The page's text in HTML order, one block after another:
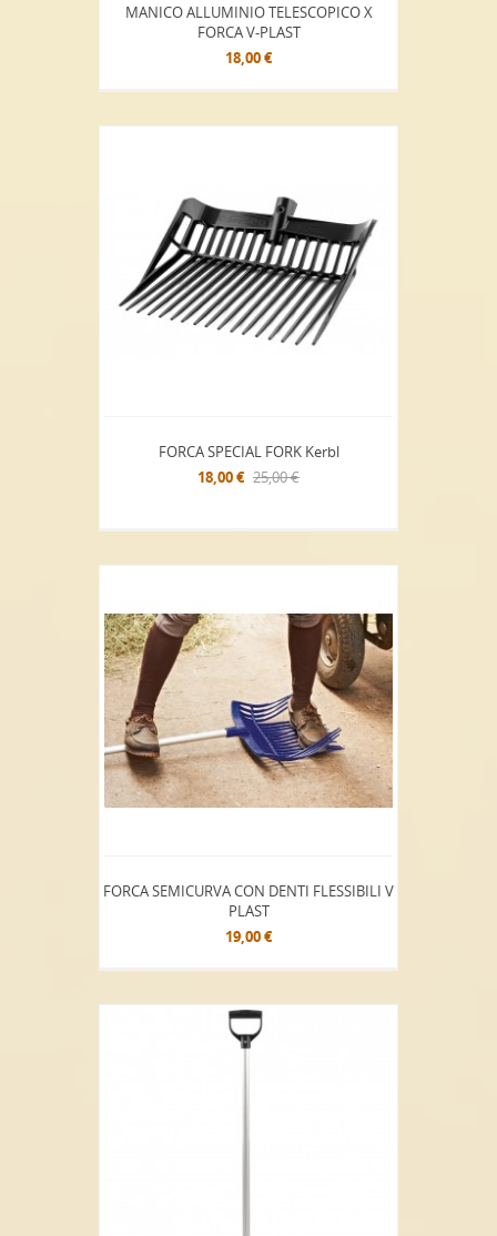
MANICO ALLUMINIO TELESCOPICO X
FORCA V-PLAST
18,00 €
FORCA SPECIAL FORK Kerbl
18,00 € 25,00 €
FORCA SEMICURVA CON DENTI FLESSIBILI V
PLAST
19,00 €